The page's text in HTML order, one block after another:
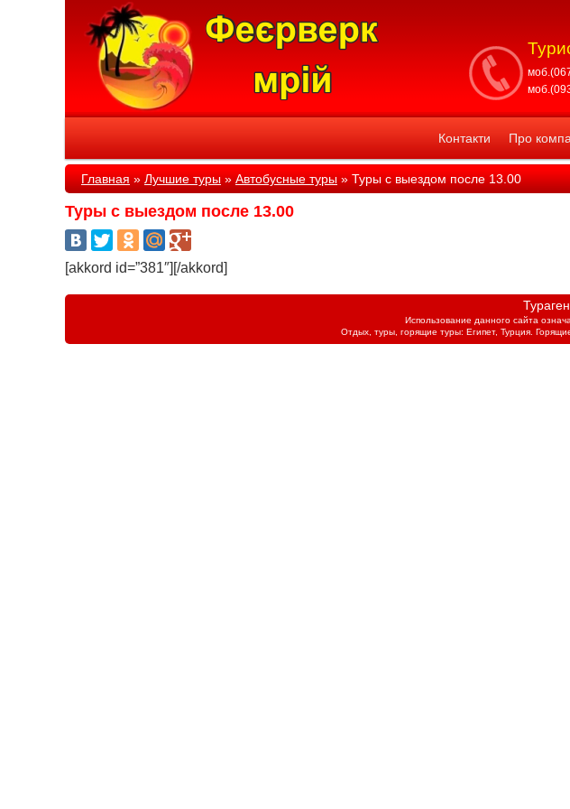
Контакти Про
Главная»Лучшие туры»Автобусные туры»Туры с выездом после 13.00
Туры с выездом после 13.00
[akkord id=”381″][/akkord]
Использование данного сайта
Отдых, туры, горящие туры: Египет, Турция.